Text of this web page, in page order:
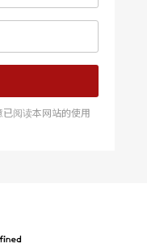
。
Marks一九
的四位舞者双手
央，冷冷地做著
彼此轻微的接触
阅读本网站的使用